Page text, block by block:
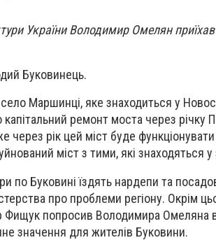
України Володимир Омелян
Буковинець.
Маршинці, яке знаходиться у
ремонт моста через річку
через рік цей міст буде
міст з тими, які знаходяться у
по Буковині їздять нардепи та
про проблеми регіону. Окрім
Фищук попросив Володимира Омеляна
значення для жителів Буковини.